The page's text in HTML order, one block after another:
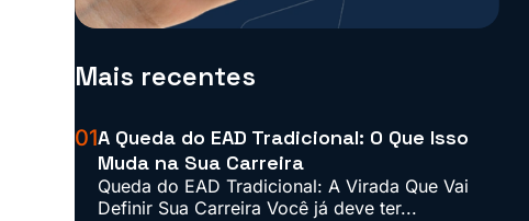
Mais recentes
01A Queda do EAD Tradicional: O Que Isso
Muda na Sua Carreira
Queda do EAD Tradicional: A Virada Que Vai
Definir Sua Carreira Você já deve ter...